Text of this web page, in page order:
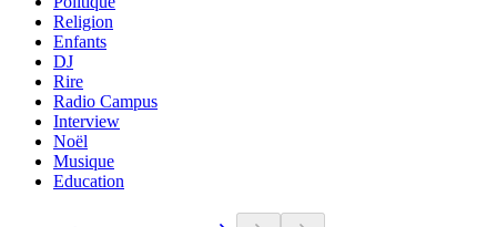
Religion
Enfants
DJ
Rire
Radio Campus
Interview
Noël
Musique
Education